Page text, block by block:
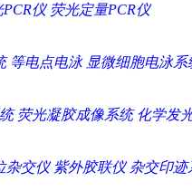
PCR仪 荧光定量PCR仪
等电点电泳 显微细胞电泳系
荧光凝胶成像系统 化学发
杂交仪 紫外胶联仪 杂交印迹